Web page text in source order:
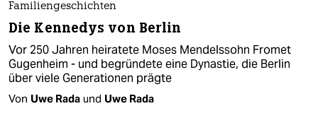
Familiengeschichten
Die Kennedys von Berlin
Vor 250 Jahren heiratete Moses Mendelssohn Fromet
Gugenheim - und begründete eine Dynastie, die Berlin
über viele Generationen prägte
Von Uwe Rada und Uwe Rada